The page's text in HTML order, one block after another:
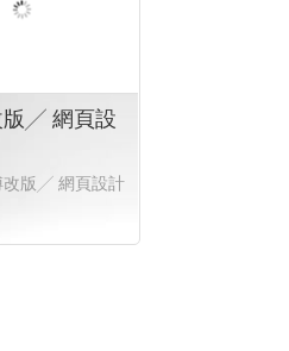
鳳山花店 仁武花店 ╱
鳳山花店 仁武花店